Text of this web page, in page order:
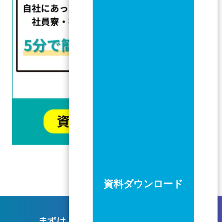
資料ダウンロード